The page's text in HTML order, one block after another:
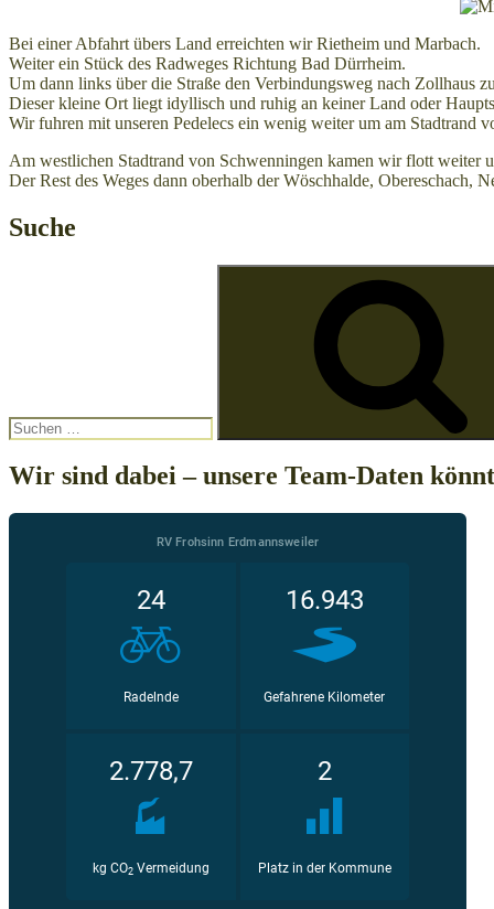
Bei einer Abfahrt übers Land erreichten wir Rietheim und Marbach.
Weiter ein Stück des Radweges Richtung Bad Dürrheim.
Um dann links über die Straße den Verbindungsweg nach Zollhaus
Dieser kleine Ort liegt idyllisch und ruhig an keiner Land oder
Wir fuhren mit unseren Pedelecs ein wenig weiter um am Stadtrand
Am westlichen Stadtrand von Schwenningen kamen wir flott weiter
Der Rest des Weges dann oberhalb der Wöschhalde, Obereschach,
Suche
Wir sind dabei – unsere Team-Daten